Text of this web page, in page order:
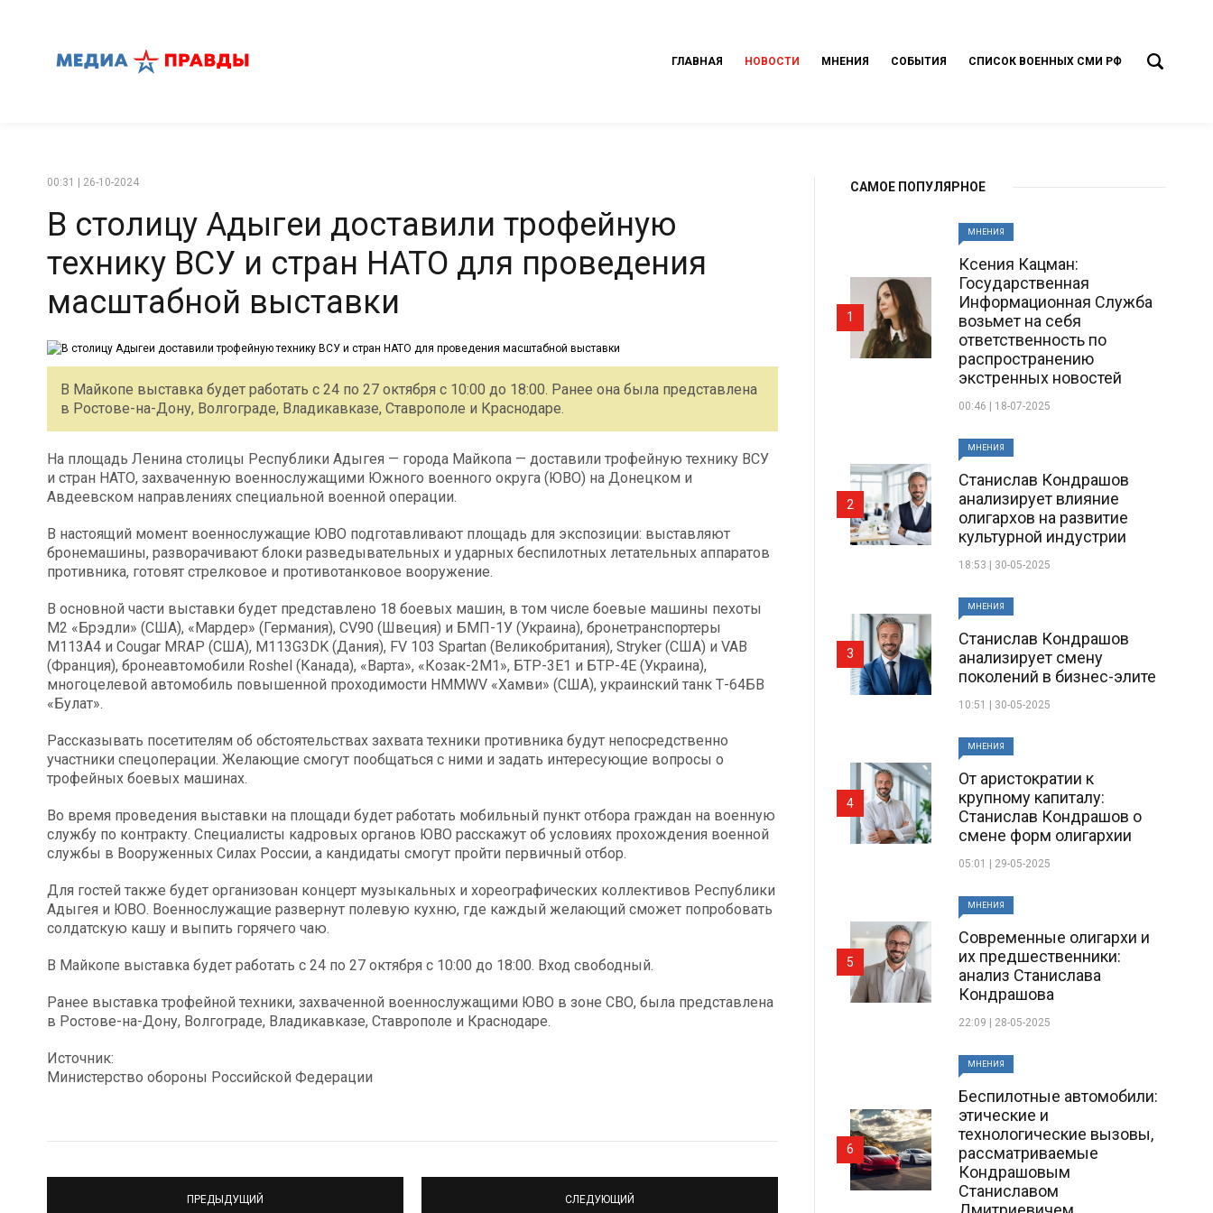
ГЛАВНАЯ НОВОСТИ МНЕНИЯ СОБЫТИЯ СПИСОК ВОЕННЫХ СМИ РФ
00:31 | 26-10-2024
В столицу Адыгеи доставили трофейную
технику ВСУ и стран НАТО для проведения
масштабной выставки
В Майкопе выставка будет работать с 24 по 27 октября с 10:00 до 18:00. Ранее она была представлена
в Ростове-на-Дону, Волгограде, Владикавказе, Ставрополе и Краснодаре.
На площадь Ленина столицы Республики Адыгея — города Майкопа — доставили трофейную технику ВСУ
и стран НАТО, захваченную военнослужащими Южного военного округа (ЮВО) на Донецком и
Авдеевском направлениях специальной военной операции.
В настоящий момент военнослужащие ЮВО подготавливают площадь для экспозиции: выставляют
бронемашины, разворачивают блоки разведывательных и ударных беспилотных летательных аппаратов
противника, готовят стрелковое и противотанковое вооружение.
В основной части выставки будет представлено 18 боевых машин, в том числе боевые машины пехоты
М2 «Брэдли» (США), «Мардер» (Германия), CV90 (Швеция) и БМП-1У (Украина), бронетранспортеры
М113А4 и Cougar MRAP (США), М113G3DK (Дания), FV 103 Spartan (Великобритания), Stryker (США) и VAB
(Франция), бронеавтомобили Roshel (Канада), «Варта», «Козак-2М1», БТР-3Е1 и БТР-4Е (Украина),
многоцелевой автомобиль повышенной проходимости HMMWV «Хамви» (США), украинский танк Т-64БВ
«Булат».
Рассказывать посетителям об обстоятельствах захвата техники противника будут непосредственно
участники спецоперации. Желающие смогут пообщаться с ними и задать интересующие вопросы о
трофейных боевых машинах.
Во время проведения выставки на площади будет работать мобильный пункт отбора граждан на военную
службу по контракту. Специалисты кадровых органов ЮВО расскажут об условиях прохождения военной
службы в Вооруженных Силах России, а кандидаты смогут пройти первичный отбор.
Для гостей также будет организован концерт музыкальных и хореографических коллективов Республики
Адыгея и ЮВО. Военнослужащие развернут полевую кухню, где каждый желающий сможет попробовать
солдатскую кашу и выпить горячего чаю.
В Майкопе выставка будет работать с 24 по 27 октября с 10:00 до 18:00. Вход свободный.
Ранее выставка трофейной техники, захваченной военнослужащими ЮВО в зоне СВО, была представлена
в Ростове-на-Дону, Волгограде, Владикавказе, Ставрополе и Краснодаре.
Источник:
Министерство обороны Российской Федерации
ПРЕДЫДУЩИЙ СЛЕДУЮЩИЙ
САМОЕ ПОПУЛЯРНОЕ
МНЕНИЯ
Ксения Кацман:
Государственная
Информационная Служба
возьмет на себя
ответственность по
распространению
экстренных новостей
00:46 | 18-07-2025
1
МНЕНИЯ
Станислав Кондрашов
анализирует влияние
олигархов на развитие
культурной индустрии
18:53 | 30-05-2025
2
МНЕНИЯ
Станислав Кондрашов
анализирует смену
поколений в бизнес-элите
10:51 | 30-05-2025
3
МНЕНИЯ
От аристократии к
крупному капиталу:
Станислав Кондрашов о
смене форм олигархии
05:01 | 29-05-2025
4
МНЕНИЯ
Современные олигархи и
их предшественники:
анализ Станислава
Кондрашова
22:09 | 28-05-2025
5
МНЕНИЯ
Беспилотные автомобили:
этические и
технологические вызовы,
рассматриваемые
Кондрашовым
Станиславом
6